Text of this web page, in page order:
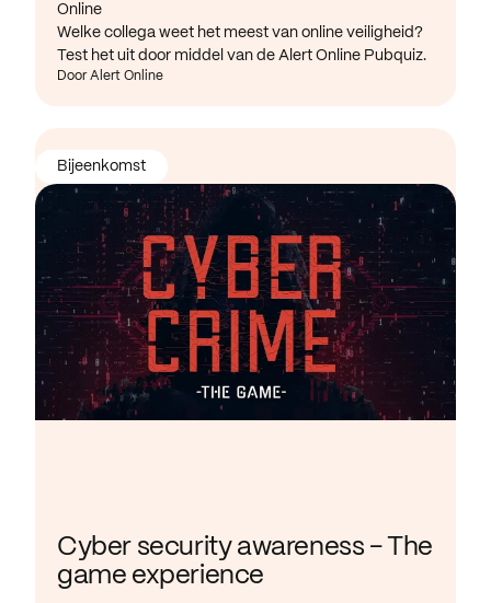
Online
Welke collega weet het meest van online veiligheid?
Test het uit door middel van de Alert Online Pubquiz.
Door Alert Online
Cyber security awareness - The
game experience
Bijeenkomst